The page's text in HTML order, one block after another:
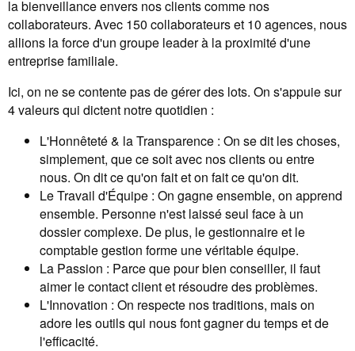
la bienveillance envers nos clients comme nos
collaborateurs. Avec 150 collaborateurs et 10 agences, nous
allions la force d'un groupe leader à la proximité d'une
entreprise familiale.
Ici, on ne se contente pas de gérer des lots. On s'appuie sur
4 valeurs qui dictent notre quotidien :
L'Honnêteté & la Transparence : On se dit les choses,
simplement, que ce soit avec nos clients ou entre
nous. On dit ce qu'on fait et on fait ce qu'on dit.
Le Travail d'Équipe : On gagne ensemble, on apprend
ensemble. Personne n'est laissé seul face à un
dossier complexe. De plus, le gestionnaire et le
comptable gestion forme une véritable équipe.
La Passion : Parce que pour bien conseiller, il faut
aimer le contact client et résoudre des problèmes.
L'Innovation : On respecte nos traditions, mais on
adore les outils qui nous font gagner du temps et de
l'efficacité.